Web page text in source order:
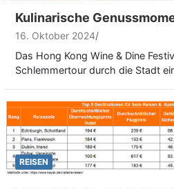
Kulinarische
16. Oktober 2024
Das Hong Kong Wine & Dine
Schlemmertour durch die Stadt
REISEN